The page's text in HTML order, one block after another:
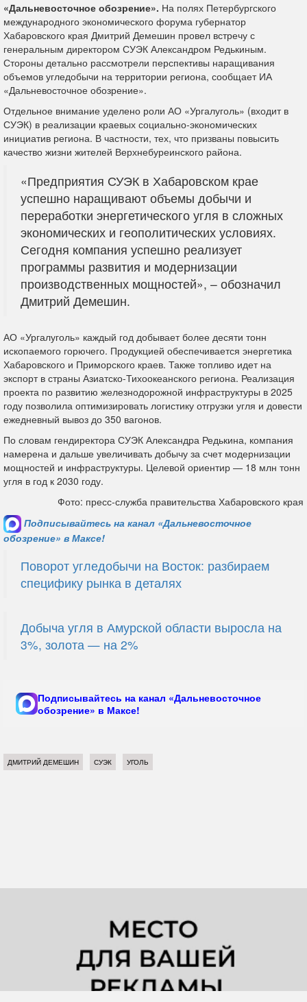
«Дальневосточное обозрение». На полях Петербургского
международного экономического форума губернатор
Хабаровского края Дмитрий Демешин провел встречу с
генеральным директором СУЭК Александром Редькиным.
Стороны детально рассмотрели перспективы наращивания
объемов угледобычи на территории региона, сообщает ИА
«Дальневосточное обозрение».
Отдельное внимание уделено роли АО «Ургалуголь» (входит в
СУЭК) в реализации краевых социально‑экономических
инициатив региона. В частности, тех, что призваны повысить
качество жизни жителей Верхнебуреинского района.
«Предприятия СУЭК в Хабаровском крае
успешно наращивают объемы добычи и
переработки энергетического угля в сложных
экономических и геополитических условиях.
Сегодня компания успешно реализует
программы развития и модернизации
производственных мощностей», – обозначил
Дмитрий Демешин.
АО «Ургалуголь» каждый год добывает более десяти тонн
ископаемого горючего. Продукцией обеспечивается энергетика
Хабаровского и Приморского краев. Также топливо идет на
экспорт в страны Азиатско-Тихоокеанского региона. Реализация
проекта по развитию железнодорожной инфраструктуры в 2025
году позволила оптимизировать логистику отгрузки угля и довести
ежедневный вывоз до 350 вагонов.
По словам гендиректора СУЭК Александра Редькина, компания
намерена и дальше увеличивать добычу за счет модернизации
мощностей и инфраструктуры. Целевой ориентир — 18 млн тонн
угля в год к 2030 году.
Фото: пресс-служба правительства Хабаровского края
Подписывайтесь на канал «Дальневосточное
обозрение» в Максе!
Поворот угледобычи на Восток: разбираем
специфику рынка в деталях
Добыча угля в Амурской области выросла на
3%, золота — на 2%
Подписывайтесь на канал «Дальневосточное
обозрение» в Максе!
ДМИТРИЙ ДЕМЕШИН СУЭК УГОЛЬ